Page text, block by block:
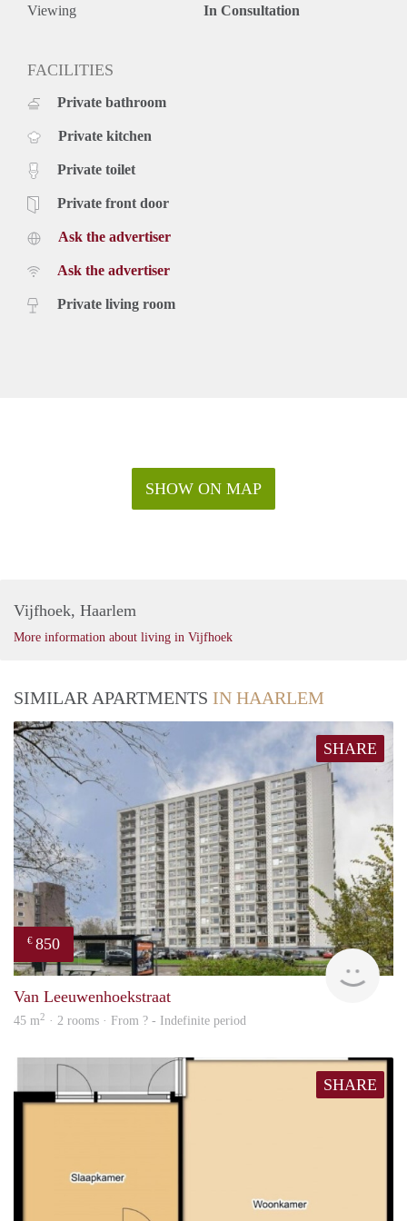
Viewing In Consultation
FACILITIES
Private bathroom
Private kitchen
Private toilet
Private front door
Ask the advertiser
Ask the advertiser
Private living room
SHOW ON MAP
Vijfhoek, Haarlem
More information about living in Vijfhoek
SIMILAR APARTMENTS IN HAARLEM
SHARE
€ 850
Van Leeuwenhoekstraat
45 m2 · 2 rooms · From ? - Indefinite period
SHARE